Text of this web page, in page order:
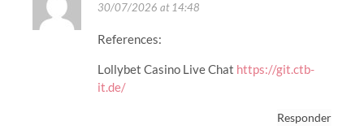
30/07/2026 at 14:48
References:
Lollybet Casino Live Chat https://git.ctb-
it.de/
Responder